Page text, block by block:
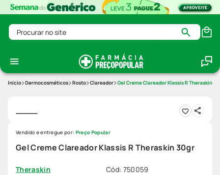
Procurar no site
Dermocosméticos Rosto Clareador Gel Creme Clareador Klassis R Theraskin
Gel Creme Clareador Klassis R Theraskin 30gr
Theraskin Cód: 750059
Vendido e entregue por: Preço Popular